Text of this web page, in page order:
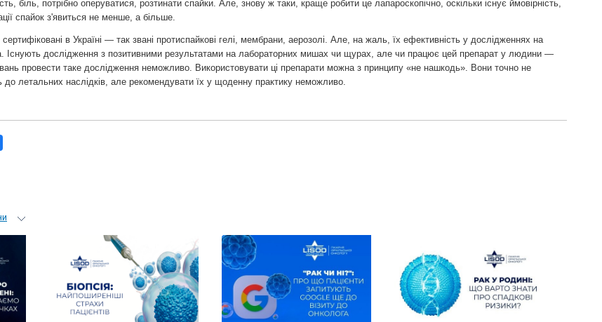
біль, потрібно оперуватися, розтинати спайки. Але, знову ж таки, краще робити це лапароскопічно, оскільки існує ймовірність,
спайок з'явиться не менше, а більше.
в Україні — так звані протиспайкові гелі, мембрани, аерозолі. Але, на жаль, їх ефективність у дослідженнях на
Існують дослідження з позитивними результатами на лабораторних мишах чи щурах, але чи працює цей препарат у людини —
провести таке дослідження неможливо. Використовувати ці препарати можна з принципу «не нашкодь». Вони точно не
до летальних наслідків, але рекомендувати їх у щоденну практику неможливо.